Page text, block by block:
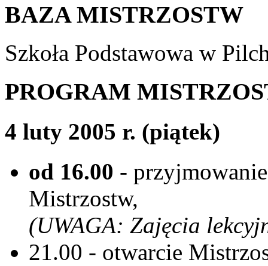
BAZA MISTRZOSTW
Szkoła Podstawowa w
PROGRAM
4 luty 2005 r. (piątek)
od 16.00 -
Mistrzostw,
(UWAGA: Zajęcia
21.00 - otwarcie